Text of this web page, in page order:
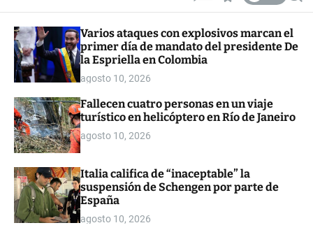
h
ff
l
e
e
u
w
t
c
o
r
e
r
c
Varios ataques con explosivos marcan el
primer día de mandato del presidente De
la Espriella en Colombia
agosto 10, 2026
Fallecen cuatro personas en un viaje
turístico en helicóptero en Río de Janeiro
agosto 10, 2026
Italia califica de “inaceptable” la
suspensión de Schengen por parte de
España
agosto 10, 2026